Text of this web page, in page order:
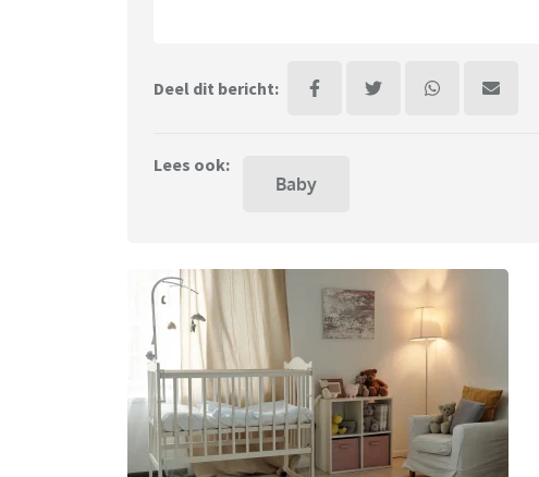
Deel dit bericht:
Lees ook:
Baby